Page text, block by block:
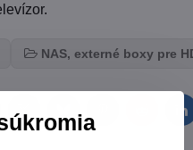
NAS, externé boxy pre
TwitterBluesky